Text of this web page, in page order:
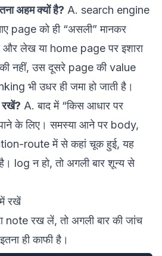
अहम क्यों है? A. search engine
page को ही “असली” मानकर
और लेख या home page पर इशारा
नहीं, उस दूसरे page की value
भी उधर ही जमा हो जाती है।
रखें? A. बाद में “किस आधार पर
के लिए। समस्या आने पर body,
route में से कहां चूक हुई, यह
log न हो, तो अगली बार शून्य से
में रखें
note रख लें, तो अगली बार की जांच
ही काफी है।